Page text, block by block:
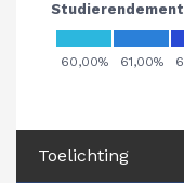
Toelichting